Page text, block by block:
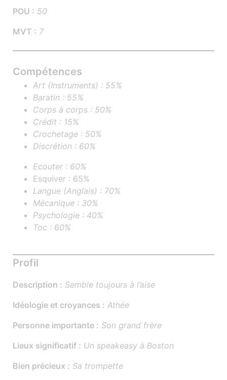
POU : 50
MVT : 7
Compétences
Art (Instruments) : 55%
Baratin : 55%
Corps à corps : 50%
Crédit : 15%
Crochetage : 50%
Discrétion : 60%
Ecouter : 60%
Esquiver : 65%
Langue (Anglais) : 70%
Mécanique : 30%
Psychologie : 40%
Toc : 60%
Profil
Description : Semble toujours à l’aise
Idéologie et croyances : Athée
Personne importante : Son grand frère
Lieux significatif : Un speakeasy à Boston
Bien précieux : Sa trompette